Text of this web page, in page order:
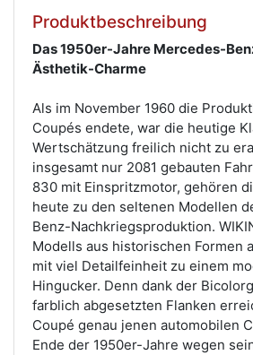
Produktbeschreibung
Das 1950er-Jahre Mercedes-
Ästhetik-Charme
Als im November 1960 die
Coupés endete, war die heutige
Wertschätzung freilich nicht zu
insgesamt nur 2081 gebauten
830 mit Einspritzmotor, gehören
heute zu den seltenen Modellen
Benz-Nachkriegsproduktion.
Modells aus historischen Formen
mit viel Detailfeinheit zu einem
Hingucker. Denn dank der
farblich abgesetzten Flanken
Coupé genau jenen automobilen
Ende der 1950er-Jahre wegen